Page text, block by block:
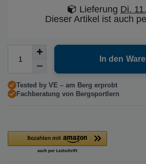
Lieferung Di.
Dieser Artikel ist auch
In den
Tested by VE – am Berg erprobt
Fachberatung von Bergsportlern